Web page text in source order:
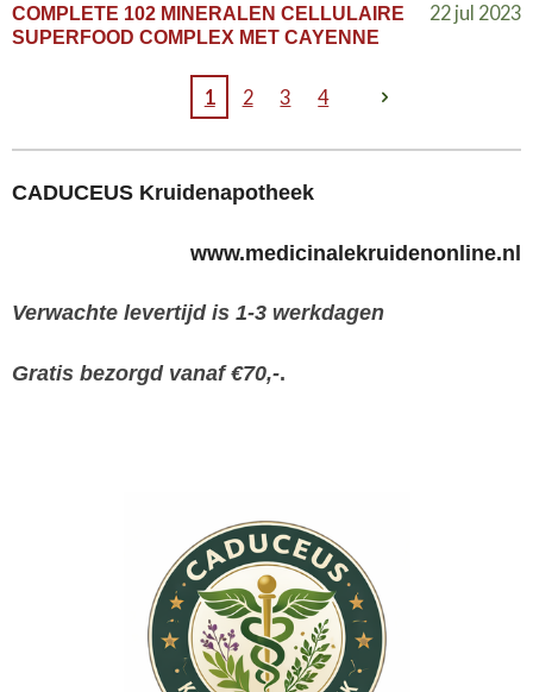
COMPLETE 102 MINERALEN CELLULAIRE
SUPERFOOD COMPLEX MET CAYENNE
22 jul 2023
1 2 3 4
CADUCEUS Kruidenapotheek
www.medicinalekruidenonline.nl
Verwachte levertijd is 1-3 werkdagen
Gratis bezorgd vanaf €70,-.